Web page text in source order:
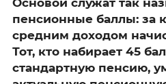
пенсионные баллы: за
средним доходом
Тот, кто набирает 45
стандартную пенсию,